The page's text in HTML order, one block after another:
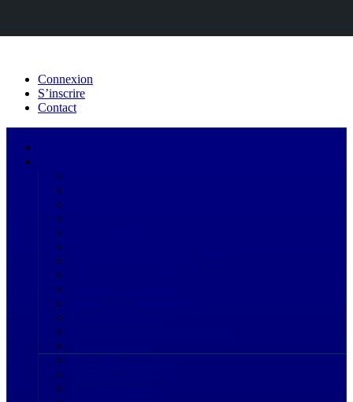
Connexion
S’inscrire
Contact